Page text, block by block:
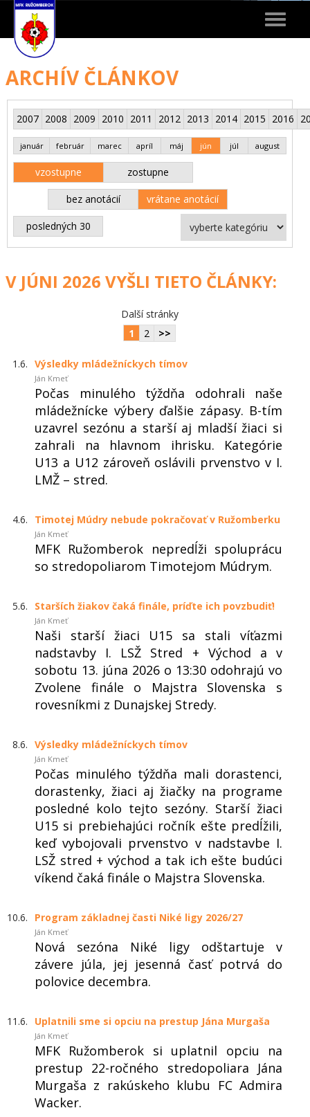
Toggle
ARCHÍV ČLÁNKOV
2007 2008 2009 2010 2011 2012 2013 2014 2015 2016
január február marec apríl máj jún júl august
vzostupne zostupne
bez anotácií vrátane anotácií
posledných 30
V JÚNI 2026 VYŠLI TIETO ČLÁNKY:
Další stránky
1
2 >>
1.6. Výsledky mládežníckych tímov
Ján Kmeť
Počas minulého týždňa odohrali naše
mládežnícke výbery ďalšie zápasy. B-tím
uzavrel sezónu a starší aj mladší žiaci si
zahrali na hlavnom ihrisku. Kategórie
U13 a U12 zároveň oslávili prvenstvo v I.
LMŽ – stred.
4.6. Timotej Múdry nebude pokračovať v Ružomberku
Ján Kmeť
MFK Ružomberok nepredĺži spoluprácu
so stredopoliarom Timotejom Múdrym.
5.6. Starších žiakov čaká finále, príďte ich povzbudiť!
Ján Kmeť
Naši starší žiaci U15 sa stali víťazmi
nadstavby I. LSŽ Stred + Východ a v
sobotu 13. júna 2026 o 13:30 odohrajú vo
Zvolene finále o Majstra Slovenska s
rovesníkmi z Dunajskej Stredy.
8.6. Výsledky mládežníckych tímov
Ján Kmeť
Počas minulého týždňa mali dorastenci,
dorastenky, žiaci aj žiačky na programe
posledné kolo tejto sezóny. Starší žiaci
U15 si prebiehajúci ročník ešte predĺžili,
keď vybojovali prvenstvo v nadstavbe I.
LSŽ stred + východ a tak ich ešte budúci
víkend čaká finále o Majstra Slovenska.
10.6. Program základnej časti Niké ligy 2026/27
Ján Kmeť
Nová sezóna Niké ligy odštartuje v
závere júla, jej jesenná časť potrvá do
polovice decembra.
11.6. Uplatnili sme si opciu na prestup Jána Murgaša
Ján Kmeť
MFK Ružomberok si uplatnil opciu na
prestup 22-ročného stredopoliara Jána
Murgaša z rakúskeho klubu FC Admira
Wacker.